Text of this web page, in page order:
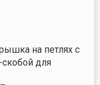
на петлях с
для